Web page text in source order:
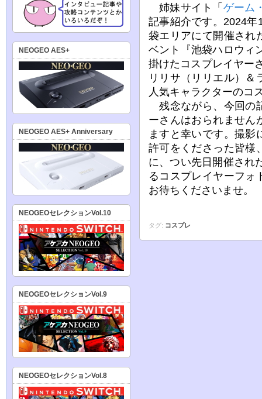
姉妹サイト「 ゲーム
記事紹介です。2024
袋エリアにて開催され
ベント『池袋ハロウィ
掛けたコスプレイヤー
リリサ（リリエル）＆
人気キャラクターのコ
残念ながら、今回の
ーさんはおられません
ますと幸いです。撮影
許可をくださった皆様
に、つい先日開催され
るコスプレイヤーフォ
お待ちくださいませ。
タグ: コスプレ
NEOGEO AES+
NEOGEO AES+ Anniversary
NEOGEOセレクションVol.10
NEOGEOセレクションVol.9
NEOGEOセレクションVol.8